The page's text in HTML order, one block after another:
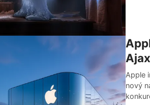
Ajax
Apple
nový